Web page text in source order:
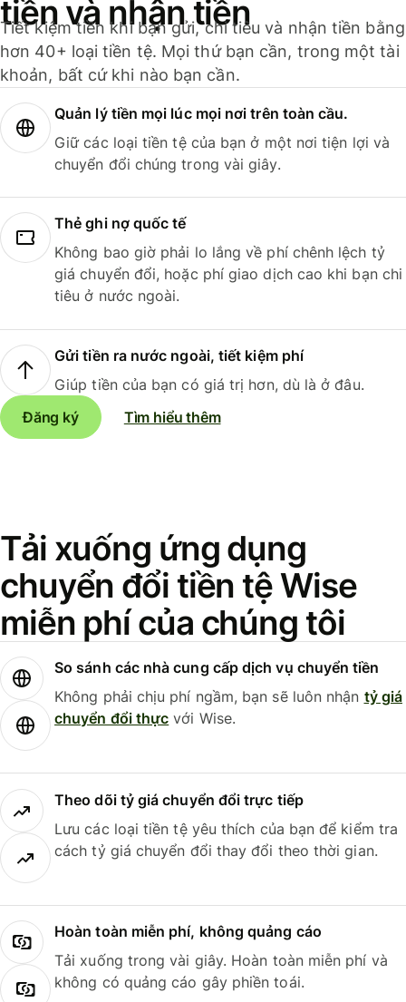
tiền và nhận tiền
Tiết kiệm tiền khi bạn gửi, chi tiêu và nhận tiền bằng
hơn 40+ loại tiền tệ. Mọi thứ bạn cần, trong một tài
khoản, bất cứ khi nào bạn cần.
Quản lý tiền mọi lúc mọi nơi trên toàn cầu.
Giữ các loại tiền tệ của bạn ở một nơi tiện lợi và
chuyển đổi chúng trong vài giây.
Thẻ ghi nợ quốc tế
Không bao giờ phải lo lắng về phí chênh lệch tỷ
giá chuyển đổi, hoặc phí giao dịch cao khi bạn chi
tiêu ở nước ngoài.
Gửi tiền ra nước ngoài, tiết kiệm phí
Giúp tiền của bạn có giá trị hơn, dù là ở đâu.
Đăng ký
Tìm hiểu thêm
Tải xuống ứng dụng
chuyển đổi tiền tệ Wise
miễn phí của chúng tôi
So sánh các nhà cung cấp dịch vụ chuyển tiền
Không phải chịu phí ngầm, bạn sẽ luôn nhận tỷ giá
chuyển đổi thực với Wise.
Theo dõi tỷ giá chuyển đổi trực tiếp
Lưu các loại tiền tệ yêu thích của bạn để kiểm tra
cách tỷ giá chuyển đổi thay đổi theo thời gian.
Hoàn toàn miễn phí, không quảng cáo
Tải xuống trong vài giây. Hoàn toàn miễn phí và
không có quảng cáo gây phiền toái.